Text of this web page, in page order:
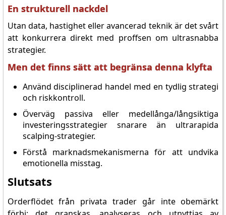
En strukturell nackdel
Utan data, hastighet eller avancerad teknik är det svårt
att konkurrera direkt med proffsen om ultrasnabba
strategier.
Men det finns sätt att begränsa denna klyfta
Använd disciplinerad handel med en tydlig strategi
och riskkontroll.
Överväg passiva eller medellånga/långsiktiga
investeringsstrategier snarare än ultrarapida
scalping-strategier.
Förstå marknadsmekanismerna för att undvika
emotionella misstag.
Slutsats
Orderflödet från privata trader går inte obemärkt